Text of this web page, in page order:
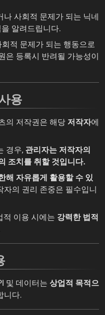
사회적 문제가 되는 닉네
알려드립니다.
적 문제가 되는 행동으로
은 등록시 반려될 가능성이
용
의 저작권은 해당 저작자에
경우, 관리자는 저작자의
조치를 취할 것입니다.
해 자유롭게 활용할 수 있
자의 권리 존중은 필수입니
적 이용 시에는 강력한 법적
및 데이터는 상업적 목적으
니다.